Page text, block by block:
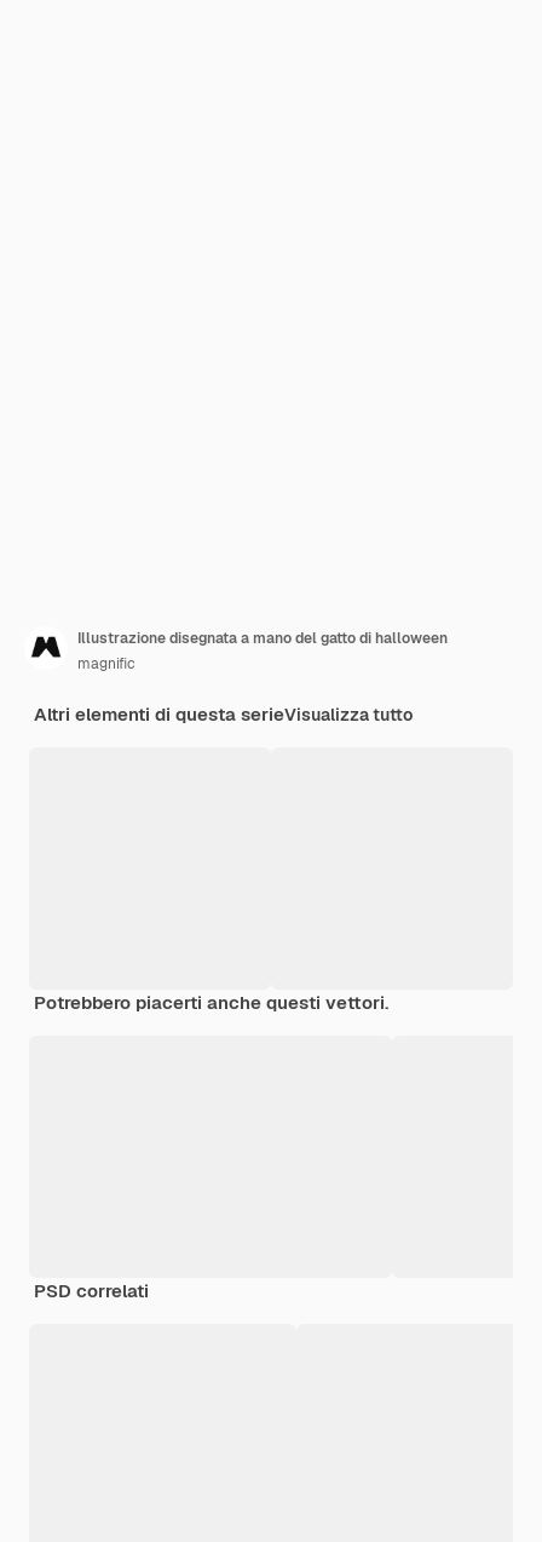
Illustrazione disegnata a mano del gatto di halloween
magnific
Altri elementi di questa serieVisualizza tutto
Potrebbero piacerti anche questi vettori.
PSD correlati